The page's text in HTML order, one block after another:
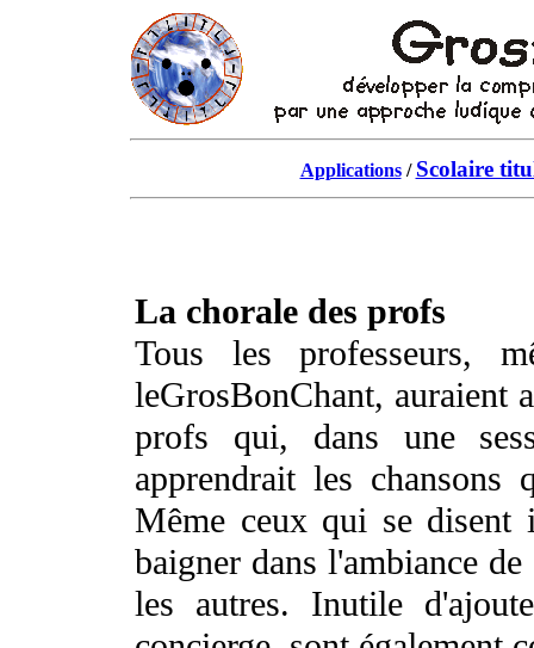
Applications/ Scolaire
La chorale des profs
Tous les professeurs,
leGrosBonChant, auraient
profs qui, dans une
apprendrait les chansons
Même ceux qui se disent
baigner dans l'ambiance
les autres. Inutile